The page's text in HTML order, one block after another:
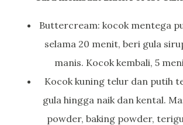
Buttercream: kocok mentega
selama 20 menit, beri gula
manis. Kocok kembali, 5
Kocok kuning telur dan putih
gula hingga naik dan kental.
powder, baking powder,